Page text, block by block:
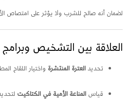
لضمان أنه صالح للشرب ولا يؤثر على امتصاص
العلاقة بين التشخيص
تحديد العترة المنتشرة واختيار اللقاح
قياس المناعة الأمية في الكتاكيت